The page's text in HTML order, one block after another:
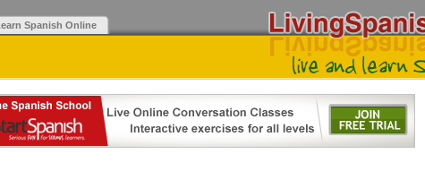
Spanish Online